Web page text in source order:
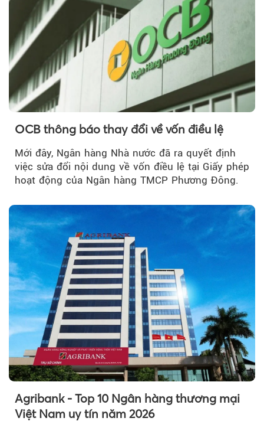
Theo
OCB thông báo thay đổi về vốn điều lệ
Mới đây, Ngân hàng Nhà nước đã ra quyết định
việc sửa đổi nội dung về vốn điều lệ tại Giấy phép
hoạt động của Ngân hàng TMCP Phương Đông.
Agribank - Top 10 Ngân hàng thương mại
Việt Nam uy tín năm 2026